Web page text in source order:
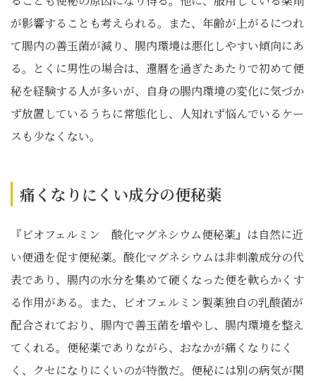
が影響することも考えられる。また、年齢が上がるにつれ
て腸内の善玉菌が減り、腸内環境は悪化しやすい傾向にあ
る。とくに男性の場合は、還暦を過ぎたあたりで初めて便
秘を経験する人が多いが、自身の腸内環境の変化に気づか
ず放置しているうちに常態化し、人知れず悩んでいるケー
スも少なくない。
痛くなりにくい成分の便秘薬
『ビオフェルミン 酸化マグネシウム便秘薬』は自然に近
い便通を促す便秘薬。酸化マグネシウムは非刺激成分の代
表であり、腸内の水分を集めて硬くなった便を軟らかくす
る作用がある。また、ビオフェルミン製薬独自の乳酸菌が
配合されており、腸内で善玉菌を増やし、腸内環境を整え
てくれる。便秘薬でありながら、おなかが痛くなりにく
く、クセになりにくいのが特徴だ。便秘には別の病気が関